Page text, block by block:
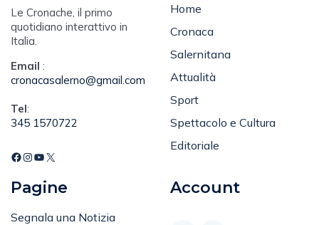
Le Cronache, il primo
quotidiano interattivo in
Italia.
Email :
cronacasalerno@gmail.com
Tel:
345 1570722
Home
Cronaca
Salernitana
Attualità
Sport
Spettacolo e Cultura
Editoriale
Pagine
Segnala una Notizia
Account